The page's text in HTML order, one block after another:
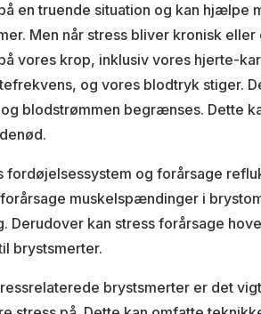
en truende situation og kan hjælpe
Men når stress bliver kronisk
vores krop, inklusiv vores hjerte-
og vores blodtryk stiger.
blodstrømmen begrænses. Dette
fordøjelsessystem og forårsage
muskelspændinger i
Derudover kan stress forårsage
brystsmerter.
brystsmerter er det